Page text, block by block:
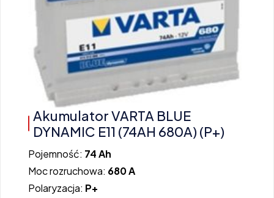
Akumulator VARTA BLUE
DYNAMIC E11 (74AH 680A) (P+)
Pojemność: 74 Ah
Moc rozruchowa: 680 A
Polaryzacja: P+